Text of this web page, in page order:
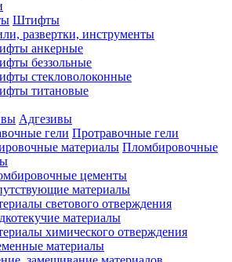
Штифты
развертки, инструменты
анкерные
беззольные
стекловолоконные
титановые
Адгезивы
Протравочные гели
Пломбировочные
цементы
материалы
светового отверждения
материалы
химического отверждения
материалы